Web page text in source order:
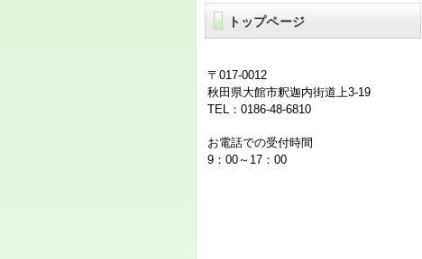
トップページ
〒017-0012
秋田県大館市釈迦内街道上3-19
TEL：0186-48-6810
お電話での受付時間
9：00～17：00